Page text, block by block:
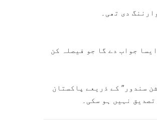
دی تھی۔
جواب دے گا جو فیصلہ کن
نے “آپریشن سندور” کے ذریعے پاکستان